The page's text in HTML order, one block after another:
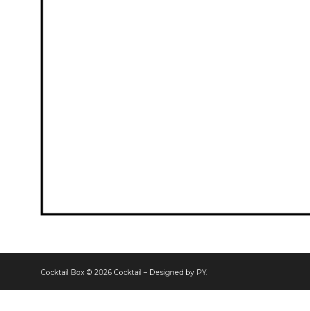
Cocktail Box © 2026 Cocktail – Designed by PY.